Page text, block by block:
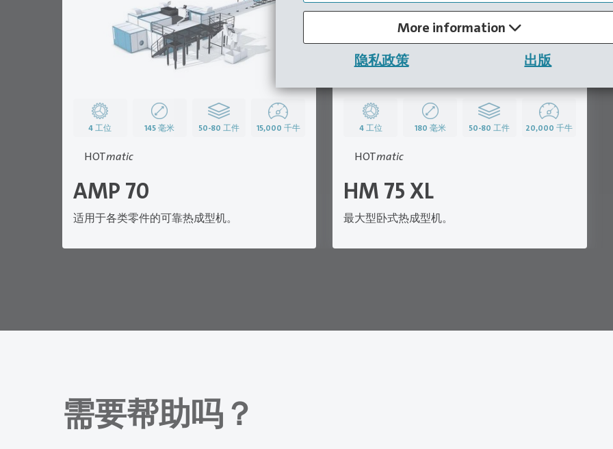
More information
隐私政策
出版
4工位 145毫米 50-80 工件 15,000 千牛
HOTmatic
AMP 70
适用于各类零件的可靠热成型机。
4工位 180 毫米 50-80 工件 20,000 千牛
HOTmatic
HM 75 XL
最大型卧式热成型机。
需要帮助吗？